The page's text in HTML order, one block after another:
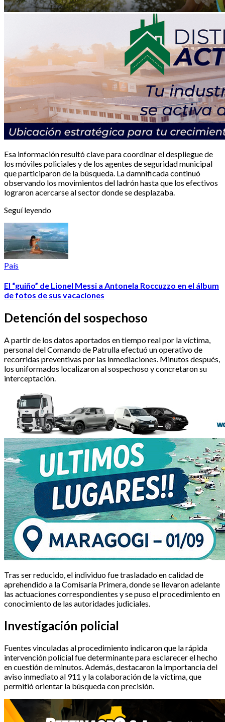
Esa información resultó clave para coordinar el despliegue de
los móviles policiales y de los agentes de seguridad municipal
que participaron de la búsqueda. La damnificada continuó
observando los movimientos del ladrón hasta que los efectivos
lograron acercarse al sector donde se desplazaba.
Seguí leyendo
País
El “guiño” de Lionel Messi a Antonela Roccuzzo en el álbum
de fotos de sus vacaciones
Detención del sospechoso
A partir de los datos aportados en tiempo real por la víctima,
personal del Comando de Patrulla efectuó un operativo de
recorridas preventivas por las inmediaciones. Minutos después,
los uniformados localizaron al sospechoso y concretaron su
interceptación.
Tras ser reducido, el individuo fue trasladado en calidad de
aprehendido a la Comisaría Primera, donde se llevaron adelante
las actuaciones correspondientes y se puso el procedimiento en
conocimiento de las autoridades judiciales.
Investigación policial
Fuentes vinculadas al procedimiento indicaron que la rápida
intervención policial fue determinante para esclarecer el hecho
en cuestión de minutos. Además, destacaron la importancia del
aviso inmediato al 911 y la colaboración de la víctima, que
permitió orientar la búsqueda con precisión.